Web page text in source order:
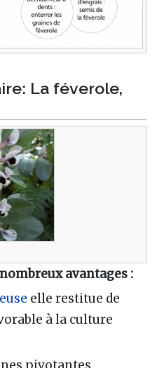
La féverole,
avantages :
elle restitue de
à la culture